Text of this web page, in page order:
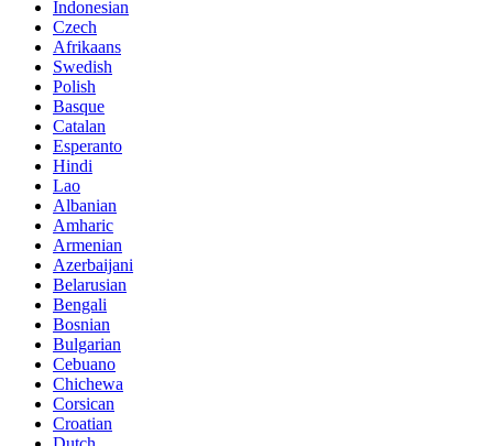
Indonesian
Czech
Afrikaans
Swedish
Polish
Basque
Catalan
Esperanto
Hindi
Lao
Albanian
Amharic
Armenian
Azerbaijani
Belarusian
Bengali
Bosnian
Bulgarian
Cebuano
Chichewa
Corsican
Croatian